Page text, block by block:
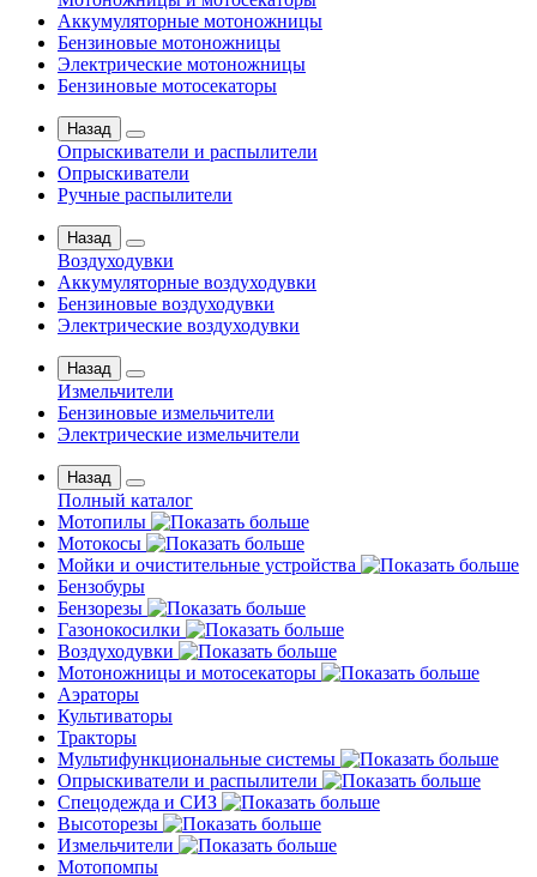
Аккумуляторные мотоножницы
Бензиновые мотоножницы
Электрические мотоножницы
Бензиновые мотосекаторы
Назад
Опрыскиватели и распылители
Опрыскиватели
Ручные распылители
Назад
Воздуходувки
Аккумуляторные воздуходувки
Бензиновые воздуходувки
Электрические воздуходувки
Назад
Измельчители
Бензиновые измельчители
Электрические измельчители
Назад
Полный каталог
Мотопилы
Мотокосы
Мойки и очистительные устройства
Бензобуры
Бензорезы
Газонокосилки
Воздуходувки
Мотоножницы и мотосекаторы
Аэраторы
Культиваторы
Тракторы
Мультифункциональные системы
Опрыскиватели и распылители
Спецодежда и СИЗ
Высоторезы
Измельчители
Мотопомпы